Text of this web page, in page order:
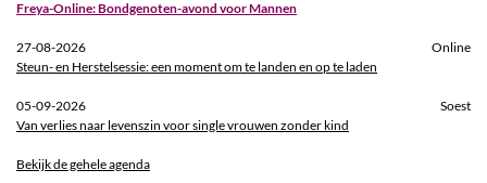
Freya-Online: Bondgenoten-avond voor Mannen
27-08-2026
Online
Steun- en Herstelsessie: een moment om te landen en op te laden
05-09-2026
Soest
Van verlies naar levenszin voor single vrouwen zonder kind
Bekijk de gehele agenda